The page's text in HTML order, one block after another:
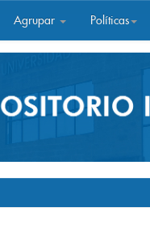
Agrupar Políticas